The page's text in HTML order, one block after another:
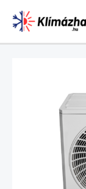
content